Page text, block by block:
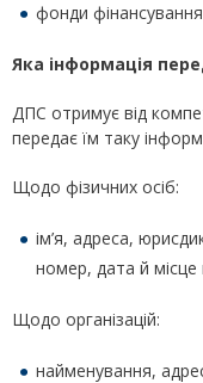
фонди
Яка інформація
ДПС отримує від
передає їм таку
Щодо фізичних осіб:
ім’я, адреса,
номер, дата й
Щодо організацій:
найменування,